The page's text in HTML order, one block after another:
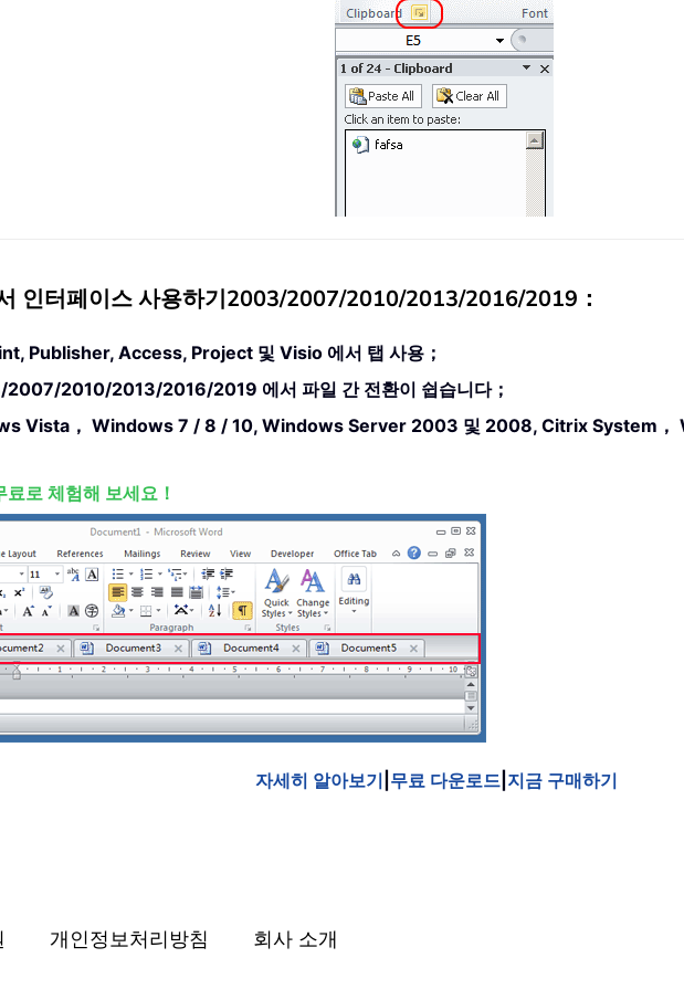
인터페이스 사용하기2003/2007/2010/2013/2016/2019：
Publisher, Access, Project 및 Visio 에서 탭 사용；
2010/2013/2016/2019 에서 파일 간 전환이 쉽습니다；
Vista， Windows 7 / 8 / 10, Windows Server 2003 및 2008, Citrix System，
로 체험해 보세요！
자세히 알아보기 무료 다운로드 지금 구매하기
개인정보처리방침 회사 소개